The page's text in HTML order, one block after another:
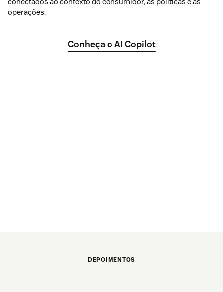
operações.
Conheça o AI Copilot
DEPOIMENTOS